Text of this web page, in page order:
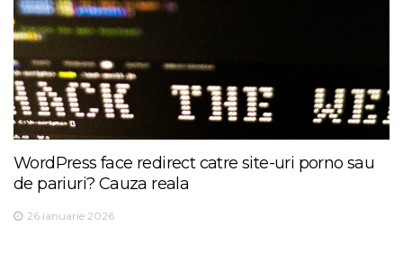
WordPress face redirect catre site-uri porno sau
de pariuri? Cauza reala
26 ianuarie 2026